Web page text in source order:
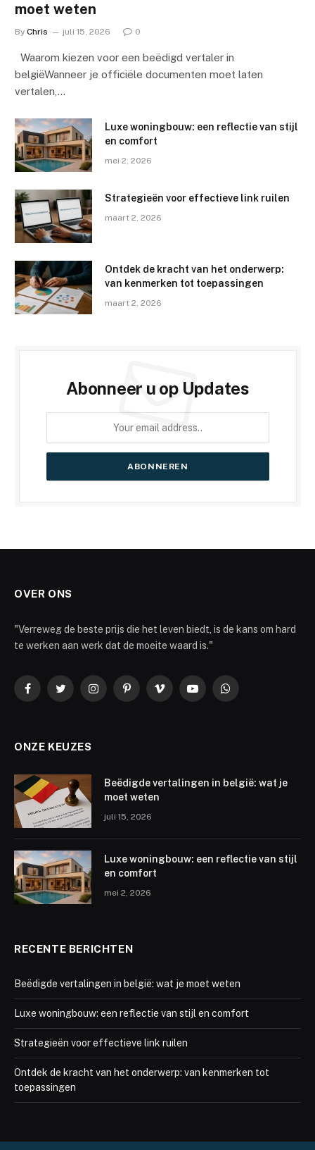
moet weten
By Chris juli 15, 2026 0
Waarom kiezen voor een beëdigd vertaler in
belgiëWanneer je officiële documenten moet laten
vertalen,…
Luxe woningbouw: een reflectie van stijl
en comfort
mei 2, 2026
Strategieën voor effectieve link ruilen
maart 2, 2026
Ontdek de kracht van het onderwerp:
van kenmerken tot toepassingen
maart 2, 2026
Abonneer u op Updates
OVER ONS
"Verreweg de beste prijs die het leven biedt, is de kans om hard
te werken aan werk dat de moeite waard is."
FacebookTwitterInstagramPinterestVimeo YouTubeWhatsApp
ONZE KEUZES
Beëdigde vertalingen in belgië: wat je
moet weten
juli 15, 2026
Luxe woningbouw: een reflectie van stijl
en comfort
mei 2, 2026
RECENTE BERICHTEN
Beëdigde vertalingen in belgië: wat je moet weten
Luxe woningbouw: een reflectie van stijl en comfort
Strategieën voor effectieve link ruilen
Ontdek de kracht van het onderwerp: van kenmerken tot
toepassingen